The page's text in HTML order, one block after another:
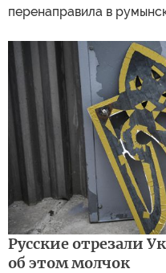
перенаправила в
Русские отрезали
об этом молчок